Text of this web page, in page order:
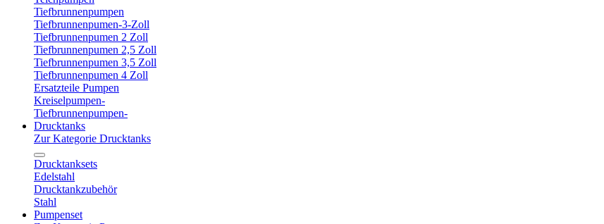
Tiefbrunnenpumpen
Tiefbrunnenpumen-3-Zoll
Tiefbrunnenpumen 2 Zoll
Tiefbrunnenpumen 2,5 Zoll
Tiefbrunnenpumen 3,5 Zoll
Tiefbrunnenpumen 4 Zoll
Ersatzteile Pumpen
Kreiselpumpen-
Tiefbrunnenpumpen-
Drucktanks
Zur Kategorie Drucktanks
Drucktanksets
Edelstahl
Drucktankzubehör
Stahl
Pumpenset